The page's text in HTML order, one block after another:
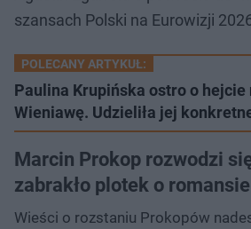
szansach Polski na Eurowizji
POLECANY ARTYKUŁ:
Paulina Krupińska ostro o hejcie
Wieniawę. Udzieliła jej
Marcin Prokop rozwodzi
zabrakło plotek o romansie
Wieści o rozstaniu Prokopów